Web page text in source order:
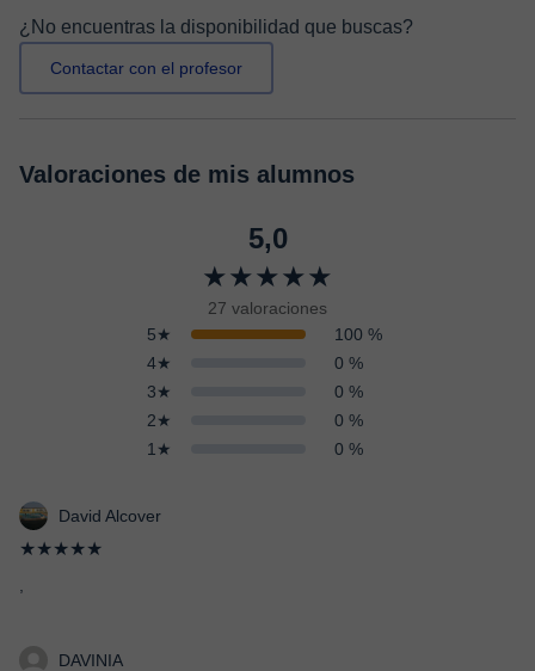
¿No encuentras la disponibilidad que buscas?
Contactar con el profesor
Valoraciones de mis alumnos
5,0
★★★★★
27 valoraciones
5★
100 %
4★
0 %
3★
0 %
2★
0 %
1★
0 %
David Alcover
★★★★★
DAVINIA